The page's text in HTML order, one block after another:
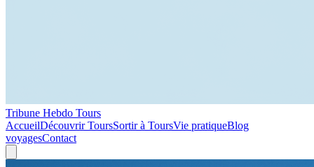
Tribune Hebdo Tours
AccueilDécouvrir ToursSortir à ToursVie pratiqueBlog
voyagesContact